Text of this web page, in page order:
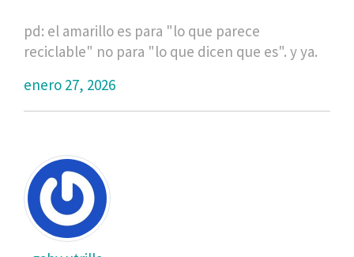
pd: el amarillo es para "lo que parece
reciclable" no para "lo que dicen que es". y ya.
enero 27, 2026